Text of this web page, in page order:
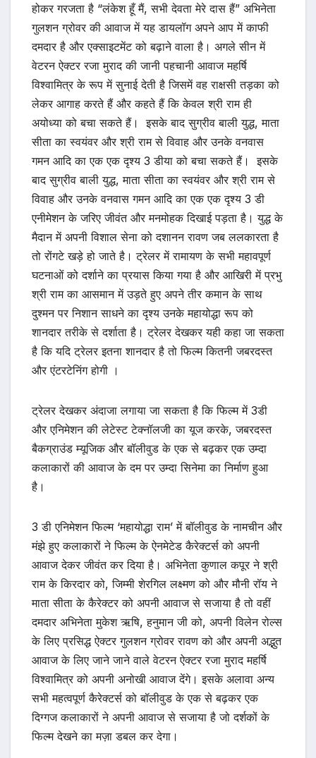
होकर गरजता है “लंकेश हूँ मैं, सभी देवता मेरे दास हैं” अभिनेता
गुलशन ग्रोवर की आवाज में यह डायलॉग अपने आप में काफी
दमदार है और एक्साइटमेंट को बढ़ाने वाला है। अगले सीन में
वेटरन ऐक्टर रजा मुराद की जानी पहचानी आवाज महर्षि
विश्वामित्र के रूप में सुनाई देती है जिसमें वह राक्षसी तड़का को
लेकर आगाह करते हैं और कहते हैं कि केवल श्री राम ही
अयोध्या को बचा सकते हैं। इसके बाद सुग्रीव बाली युद्ध, माता
सीता का स्वयंवर और श्री राम से विवाह और उनके वनवास
गमन आदि का एक एक दृश्य 3 डीया को बचा सकते हैं। इसके
बाद सुग्रीव बाली युद्ध, माता सीता का स्वयंवर और श्री राम से
विवाह और उनके वनवास गमन आदि का एक एक दृश्य 3 डी
एनीमेशन के जरिए जीवंत और मनमोहक दिखाई पड़ता है। युद्ध के
मैदान में अपनी विशाल सेना को दशानन रावण जब ललकारता है
तो रोंगटे खड़े हो जाते है। ट्रेलर में रामायण के सभी महावपूर्ण
घटनाओं को दर्शाने का प्रयास किया गया है और आखिरी में प्रभु
श्री राम का आसमान में उड़ते हुए अपने तीर कमान के साथ
दुश्मन पर निशान साधने का दृश्य उनके महायोद्धा रूप को
शानदार तरीके से दर्शाता है। ट्रेलर देखकर यही कहा जा सकता
है कि यदि ट्रेलर इतना शानदार है तो फिल्म कितनी जबरदस्त
और एंटरटेनिंग होगी ।
ट्रेलर देखकर अंदाजा लगाया जा सकता है कि फिल्म में 3डी
और एनिमेशन की लेटेस्ट टेक्नॉलजी का यूज करके, जबरदस्त
बैकग्राउंड म्यूजिक और बॉलीवुड के एक से बढ़कर एक उम्दा
कलाकारों की आवाज के दम पर उम्दा सिनेमा का निर्माण हुआ
है।
3 डी एनिमेशन फिल्म ‘महायोद्धा राम’ में बॉलीवुड के नामचीन और
मंझे हुए कलाकारों ने फिल्म के ऐनमेटेड कैरेक्टर्स को अपनी
आवाज देकर जीवंत कर दिया है। अभिनेता कुणाल कपूर ने श्री
राम के किरदार को, जिम्मी शेरगिल लक्ष्मण को और मौनी रॉय ने
माता सीता के कैरेक्टर को अपनी आवाज से सजाया है तो वहीं
दमदार अभिनेता मुकेश ऋषि, हनुमान जी को, अपनी विलेन रोल्स
के लिए प्रसिद्ध ऐक्टर गुलशन ग्रोवर रावण को और अपनी अद्भुत
आवाज के लिए जाने जाने वाले वेटरन ऐक्टर रजा मुराद महर्षि
विश्वामित्र को अपनी अनोखी आवाज देंगे। इसके अलावा अन्य
सभी महत्वपूर्ण कैरेक्टर्स को बॉलीवुड के एक से बढ़कर एक
दिग्गज कलाकारों ने अपनी आवाज से सजाया है जो दर्शकों के
फिल्म देखने का मज़ा डबल कर देगा।